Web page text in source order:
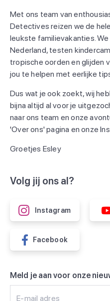
Met ons team van
Detectives reizen we de
leukste familievakanties.
Nederland, testen
tropische oorden en glijden
jou te helpen met eerlijke
Dus wat je ook zoekt, wij
bijna altijd al voor je
naar ons team en onze
'Over ons' pagina en onze
Groetjes Esley
Volg jij ons al?
Instagram
Facebook
Meld je aan voor onze
E-mail adres